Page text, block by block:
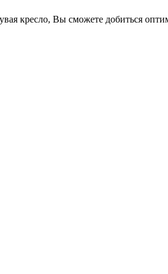
кресло, Вы сможете добиться